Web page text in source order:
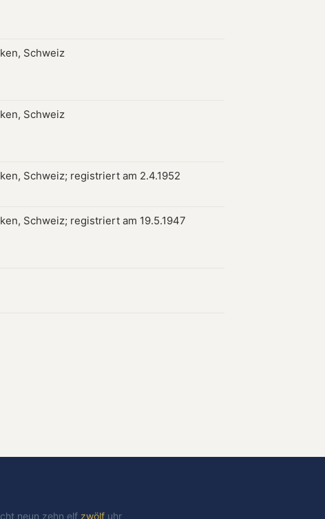
Schweiz
Schweiz
Schweiz; registriert am 2.4.1952
Schweiz; registriert am 19.5.1947
neun zehn elf zwölf uhr